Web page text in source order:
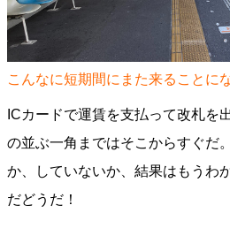
こんなに短期間にまた来ることに
ICカードで運賃を支払って改札を
の並ぶ一角まではそこからすぐだ
か、していないか、結果はもうわ
だどうだ！